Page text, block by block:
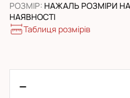
РОЗМІР: НАЖАЛЬ РОЗМІРИ
НАЯВНОСТІ
Таблиця розмірів